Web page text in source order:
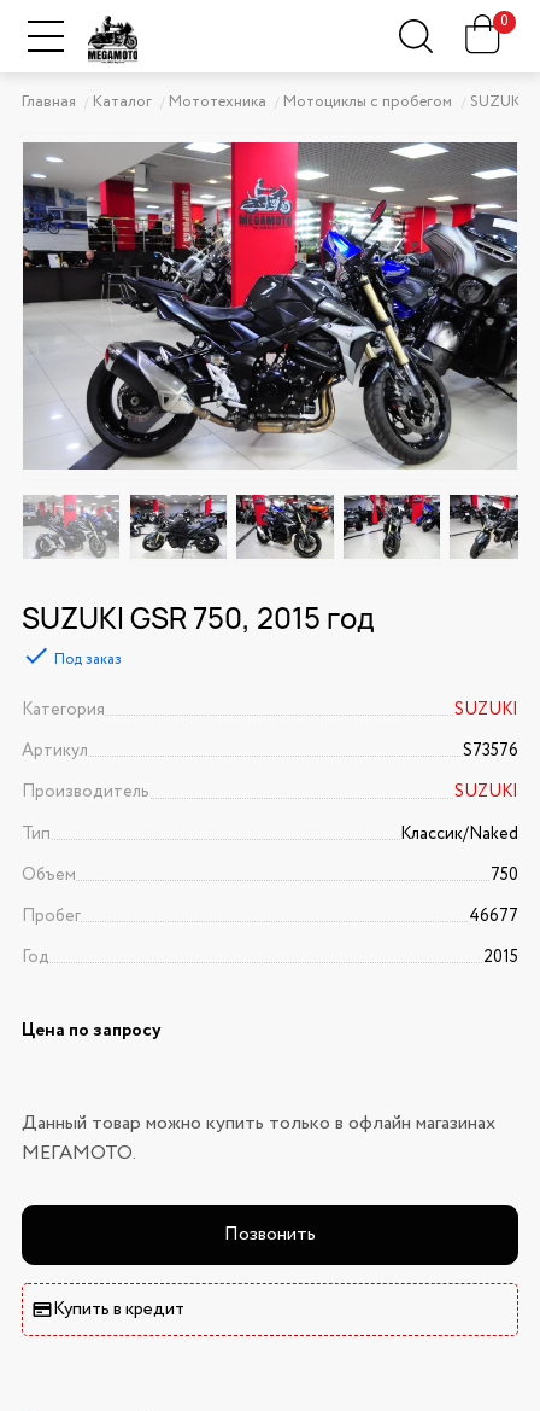
0
Главная Каталог Мототехника Мотоциклы с пробегом SUZUKI
SUZUKI GSR 750, 2015 год
Под заказ
Категория
SUZUKI
Артикул
S73576
Производитель
SUZUKI
Тип
Классик/Naked
Объем
750
Пробег
46677
Год
2015
Цена по запросу
Данный товар можно купить только в офлайн магазинах
МЕГАМОТО.
Позвонить
Купить в кредит